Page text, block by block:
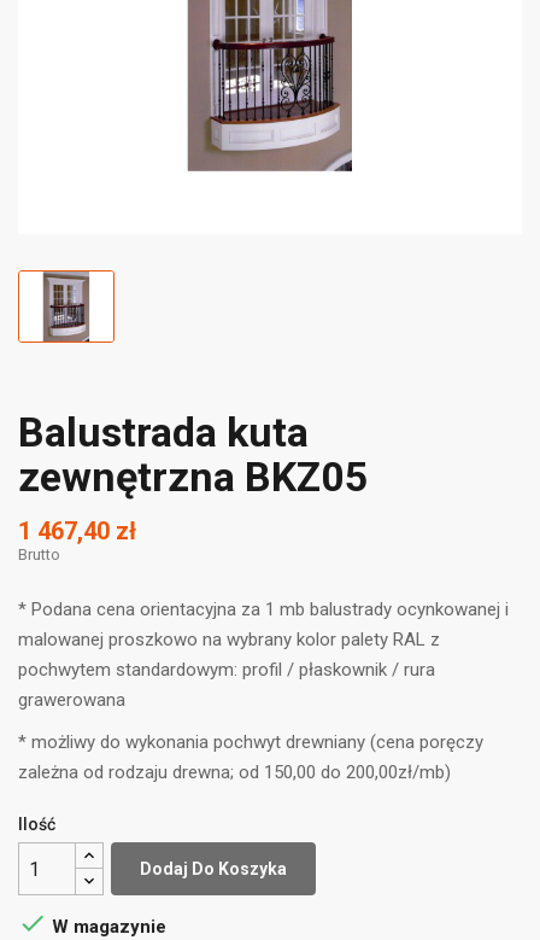
Balustrada kuta
zewnętrzna BKZ05
1 467,40 zł
Brutto
* Podana cena orientacyjna za 1 mb balustrady ocynkowanej i
malowanej proszkowo na wybrany kolor palety RAL z
pochwytem standardowym: profil / płaskownik / rura
grawerowana
* możliwy do wykonania pochwyt drewniany (cena poręczy
zależna od rodzaju drewna; od 150,00 do 200,00zł/mb)
Ilość
Dodaj Do Koszyka
 W magazynie